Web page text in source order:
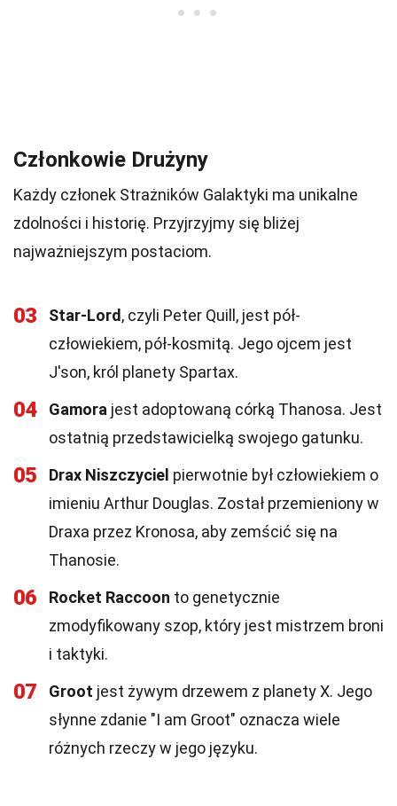
Członkowie Drużyny
Każdy członek Strażników Galaktyki ma unikalne
zdolności i historię. Przyjrzyjmy się bliżej
najważniejszym postaciom.
03 Star-Lord , czyli Peter Quill, jest pół-
człowiekiem, pół-kosmitą. Jego ojcem jest
J'son, król planety Spartax.
04 Gamora jest adoptowaną córką Thanosa. Jest
ostatnią przedstawicielką swojego gatunku.
05 Drax Niszczyciel pierwotnie był człowiekiem o
imieniu Arthur Douglas. Został przemieniony w
Draxa przez Kronosa, aby zemścić się na
Thanosie.
06 Rocket Raccoon to genetycznie
zmodyfikowany szop, który jest mistrzem broni
i taktyki.
07 Groot jest żywym drzewem z planety X. Jego
słynne zdanie "I am Groot" oznacza wiele
różnych rzeczy w jego języku.